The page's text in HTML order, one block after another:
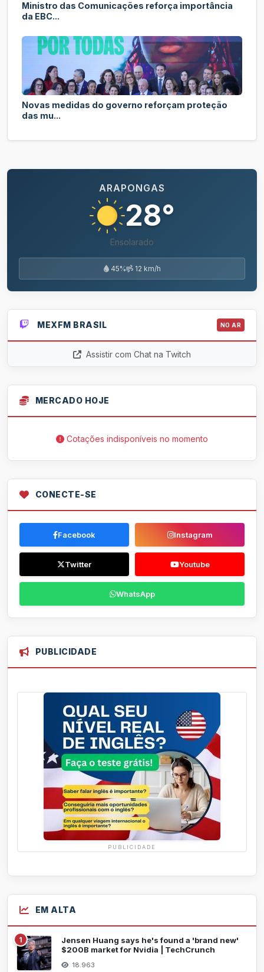
Ministro das Comunicações reforça importância
da EBC...
Novas medidas do governo reforçam proteção
das mu...
ARAPONGAS
28°
Ensolarado
45% 12 km/h
MEXFM BRASIL NO AR
Assistir com Chat na Twitch
MERCADO HOJE
Cotações indisponíveis no momento
CONECTE-SE
Facebook Instagram
Twitter Youtube
WhatsApp
PUBLICIDADE
PUBLICIDADE
EM ALTA
1
Jensen Huang says he's found a 'brand new'
$200B market for Nvidia | TechCrunch
18.963